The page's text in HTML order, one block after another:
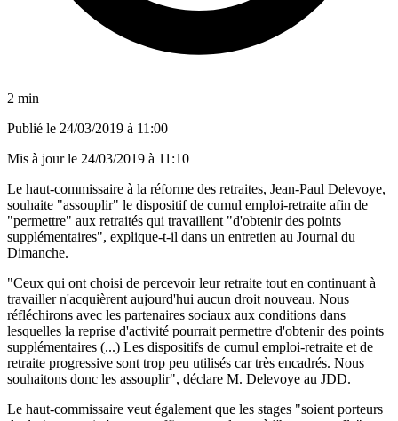
2 min
Publié le 24/03/2019 à 11:00
Mis à jour le 24/03/2019 à 11:10
Le haut-commissaire à la réforme des retraites, Jean-Paul Delevoye,
souhaite "assouplir" le dispositif de cumul emploi-retraite afin de
"permettre" aux retraités qui travaillent "d'obtenir des points
supplémentaires", explique-t-il dans un entretien au Journal du
Dimanche.
"Ceux qui ont choisi de percevoir leur retraite tout en continuant à
travailler n'acquièrent aujourd'hui aucun droit nouveau. Nous
réfléchirons avec les partenaires sociaux aux conditions dans
lesquelles la reprise d'activité pourrait permettre d'obtenir des points
supplémentaires (...) Les dispositifs de cumul emploi-retraite et de
retraite progressive sont trop peu utilisés car très encadrés. Nous
souhaitons donc les assouplir", déclare M. Delevoye au JDD.
Le haut-commissaire veut également que les stages "soient porteurs